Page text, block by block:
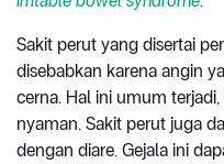
Sakit perut yang disertai
disebabkan karena angin
cerna. Hal ini umum
nyaman. Sakit perut juga
dengan diare. Gejala ini